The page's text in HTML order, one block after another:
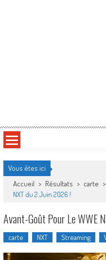
Vous êtes ici
Accueil > Résultats > carte >
NXT du 2 Juin 2026 !
Avant-Goût Pour Le WWE
carte NXT Streaming